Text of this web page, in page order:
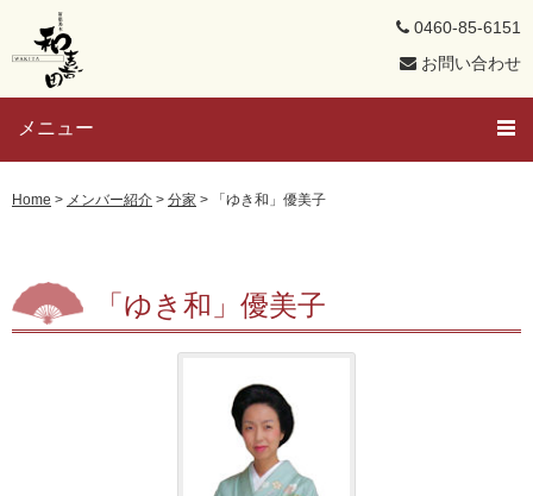
メニュー
メンバー紹介
0460-85-6151
お問い合わせ
Home > メンバー紹介 > 分家 > 「ゆき和」優美子
「ゆき和」優美子